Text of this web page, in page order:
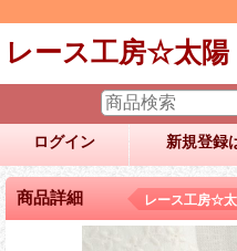
レース工房☆太陽
ログイン 新規登録
商品詳細 レース工房☆